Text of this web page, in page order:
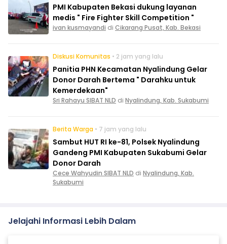
PMI Kabupaten Bekasi dukung layanan
medis " Fire Fighter Skill Competition "
ivan kusmayandi di Cikarang Pusat, Kab. Bekasi
Diskusi Komunitas • 2 jam yang lalu
Panitia PHN Kecamatan Nyalindung Gelar
Donor Darah Bertema " Darahku untuk
Kemerdekaan"
Sri Rahayu SIBAT NLD di Nyalindung, Kab. Sukabumi
Berita Warga • 7 jam yang lalu
Sambut HUT RI ke-81, Polsek Nyalindung
Gandeng PMI Kabupaten Sukabumi Gelar
Donor Darah
Cece Wahyudin SIBAT NLD di Nyalindung, Kab.
Sukabumi
Jelajahi Informasi Lebih Dalam